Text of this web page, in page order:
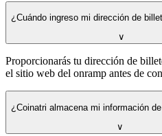
¿Cuándo ingreso mi dirección de
∨
Proporcionarás tu dirección de
el sitio web del onramp antes de
¿Coinatri almacena mi información
∨